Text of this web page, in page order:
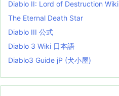
Diablo II: Lord of Destruction Wiki
The Eternal Death Star
Diablo III 公式
Diablo 3 Wiki 日本語
Diablo3 Guide jP (犬小屋)